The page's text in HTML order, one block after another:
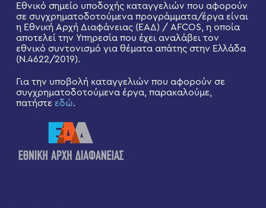
Εθνικό σημείο υποδοχής καταγγελιών που αφορούν
σε συγχρηματοδοτούμενα προγράμματα/έργα είναι
η Εθνική Αρχή Διαφάνειας (ΕΑΔ) / AFCOS, η οποία
αποτελεί την Υπηρεσία που έχει αναλάβει τον
εθνικό συντονισμό για θέματα απάτης στην Ελλάδα
(Ν.4622/2019).
Για την υποβολή καταγγελιών που αφορούν σε
συγχρηματοδοτούμενα έργα, παρακαλούμε,
πατήστε εδώ.